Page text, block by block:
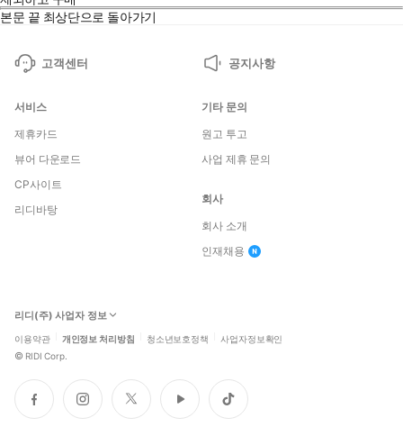
본문 끝 최상단으로 돌아가기
고객센터 공지사항
서비스
제휴카드
뷰어 다운로드
CP사이트
리디바탕
기타 문의
원고 투고
사업 제휴 문의
회사
회사 소개
인재채용
리디(주) 사업자 정보
이용약관 개인정보 처리방침 청소년보호정책 사업자정보확인
© RIDI Corp.
페
이
인
스
트
위
유
튜
틱
톡